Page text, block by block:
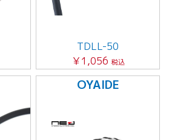
TDLL-50
￥1,056 税込
OYAIDE